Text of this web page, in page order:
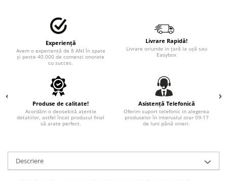
VOLVO CAMIOANE
STICKERE MOTO/ATV
18+ STICKER
BABY ON BOARD
CAR AUDIO
DIVERSE
PARASOLARE
Experiență
Avem o experiență de 8 ANI în spate
și peste 40.000 de comenzi onorate
cu succes.
Livrare Rapidă!
Livrare oriunde in țară la ușă sau
Easybox
Produse de calitate!
Acordăm o deosebită ațentie
detaliilor, astfel încat produsul final
să arate perfect.
Asistență Telefonică
Oferim suport telefonic in alegerea
produselor în intervalul orar 09-17
de luni până vineri.
Descriere